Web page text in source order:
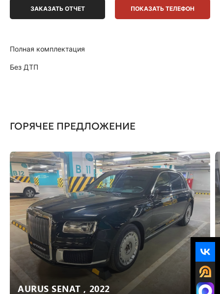
ЗАКАЗАТЬ ОТЧЕТ ПОКАЗАТЬ ТЕЛЕФОН
Полная комплектация
Без ДТП
ГОРЯЧЕЕ ПРЕДЛОЖЕНИЕ
AURUS SENAT , 2022